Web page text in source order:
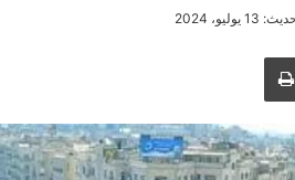
يوليو، 2024
طباعة